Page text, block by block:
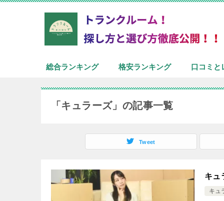
総合ランキング 格安ランキング 口コミと
「キュラーズ」の記事一覧
Tweet
キュ
キュ